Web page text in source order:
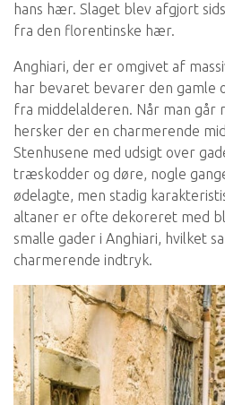
hans hær. Slaget blev afgjort
fra den florentinske hær.
Anghiari, der er omgivet af
har bevaret bevarer den gamle
fra middelalderen. Når man går
hersker der en charmerende
Stenhusene med udsigt over
træskodder og døre, nogle
ødelagte, men stadig
altaner er ofte dekoreret med
smalle gader i Anghiari, hvilket
charmerende indtryk.